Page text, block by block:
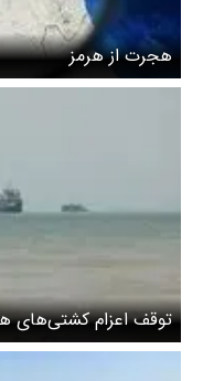
هجرت از هرمز
توقف اعزام کشتی‌های
سوخت